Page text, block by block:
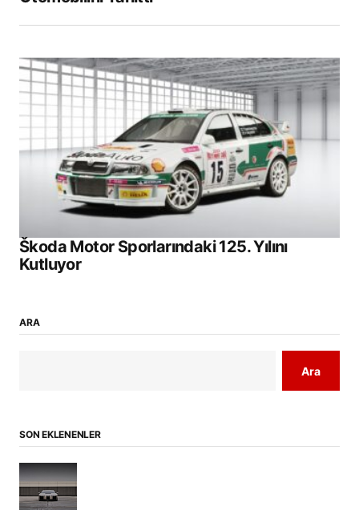
Škoda Motor Sporlarındaki 125. Yılını
Kutluyor
ARA
Ara
SON EKLENENLER